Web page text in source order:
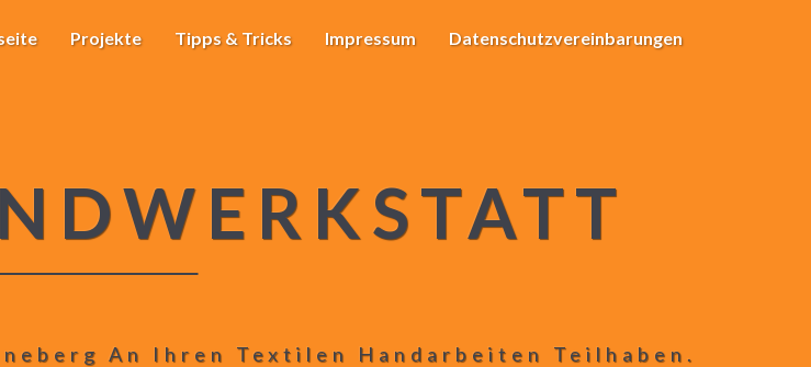
Projekte Tipps & Tricks Impressum Datenschutzvereinbarungen
An Ihren Textilen Handarbeiten Teilhaben.